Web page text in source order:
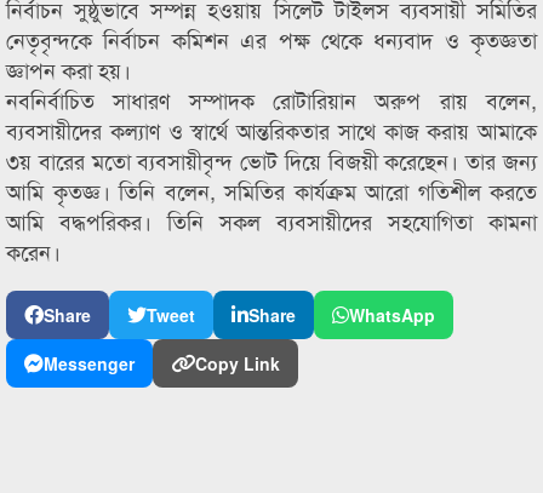
নির্বাচন সুষ্ঠুভাবে সম্পন্ন হওয়ায় সিলেট টাইলস ব্যবসায়ী সমিতির
নেতৃবৃন্দকে নির্বাচন কমিশন এর পক্ষ থেকে ধন্যবাদ ও কৃতজ্ঞতা
জ্ঞাপন করা হয়।
নবনির্বাচিত সাধারণ সম্পাদক রোটারিয়ান অরুপ রায় বলেন,
ব্যবসায়ীদের কল্যাণ ও স্বার্থে আন্তরিকতার সাথে কাজ করায় আমাকে
৩য় বারের মতো ব্যবসায়ীবৃন্দ ভোট দিয়ে বিজয়ী করেছেন। তার জন্য
আমি কৃতজ্ঞ। তিনি বলেন, সমিতির কার্যক্রম আরো গতিশীল করতে
আমি বদ্ধপরিকর। তিনি সকল ব্যবসায়ীদের সহযোগিতা কামনা
করেন।
Share Tweet Share
WhatsApp
Messenger
Copy Link